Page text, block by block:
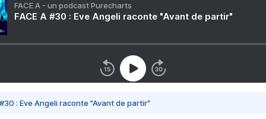
FACE A - un podcast Purecharts
FACE A #30 : Eve Angeli raconte "Avant de partir"
#30 : Eve Angeli raconte "Avant de partir"